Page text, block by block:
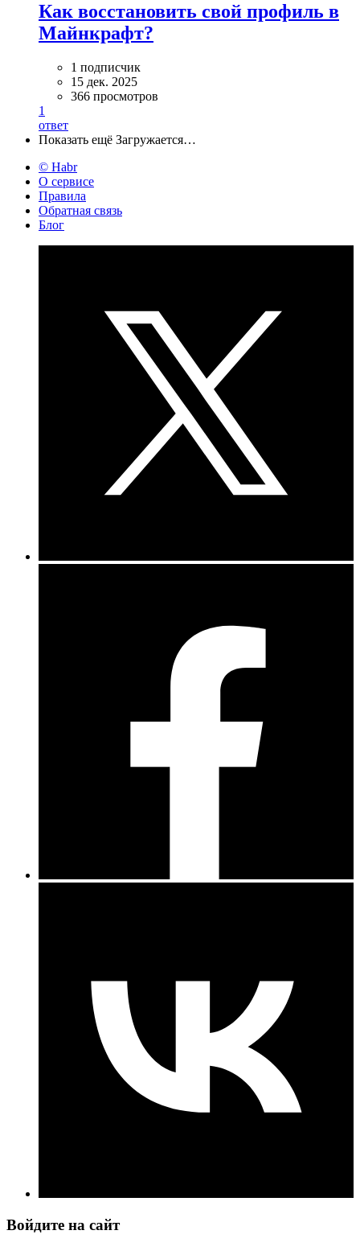
Как восстановить свой профиль в
Майнкрафт?
1 подписчик
15 дек. 2025
366 просмотров
1
ответ
Показать ещё Загружается…
© Habr
О сервисе
Правила
Обратная связь
Блог
Войдите на сайт